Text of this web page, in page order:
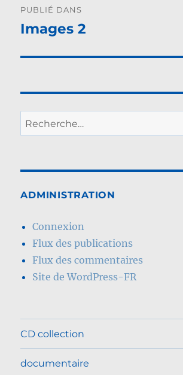
de
PUBLIÉ DANS
Images 2
Recherche
pour :
ADMINISTRATION
Connexion
Flux des publications
Flux des commentaires
Site de WordPress-FR
CD collection
documentaire